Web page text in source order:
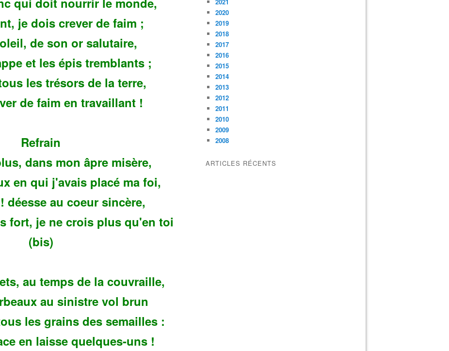
je dois crever de faim ;
de son or salutaire,
et les épis tremblants ;
les trésors de la terre,
de faim en travaillant !
Refrain
dans mon âpre misère,
en qui j'avais placé ma foi,
déesse au coeur sincère,
fort, je ne crois plus qu'en toi
(bis)
au temps de la couvraille,
au sinistre vol brun
les grains des semailles :
en laisse quelques-uns !
2020
2019
2018
2017
2016
2015
2014
2013
2012
2011
2010
2009
2008
ARTICLES RÉCENTS